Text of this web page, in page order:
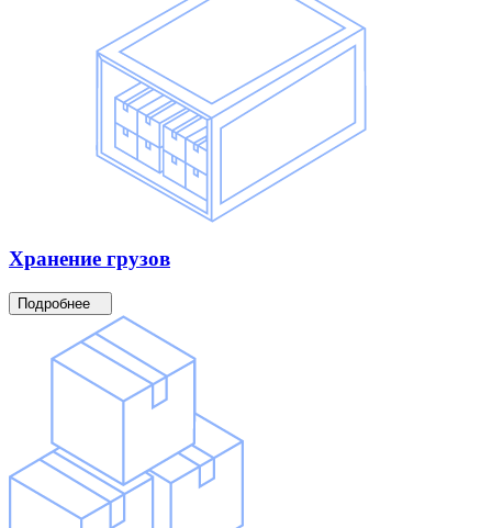
Хранение грузов
Подробнее